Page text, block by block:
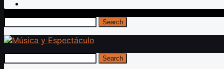
Search
Search